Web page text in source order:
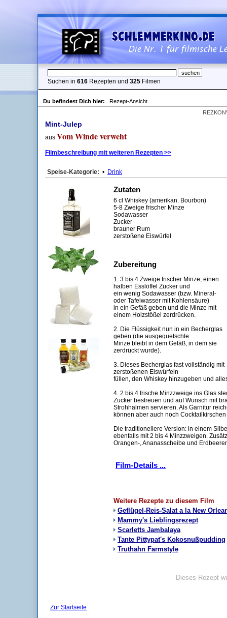
Suchen in 616 Rezepten und 325 Filmen
Du befindest Dich hier:
Rezept-Ansicht
Mint-Julep
aus Vom Winde verweht
Filmbeschreibung mit weiteren Rezepten >>
Speise-Kategorie: • Drink
Zutaten
6 cl Whiskey (amerikan. Bourbon)
5-8 Zweige frischer Minze
Sodawasser
Zucker
brauner Rum
zerstoßene Eiswürfel
Zubereitung
1. 3 bis 4 Zweige frischer Minze, einen
halben Esslöffel Zucker und
ein wenig Sodawasser (bzw. Mineral-
oder Tafelwasser mit Kohlensäure)
in ein Gefäß geben und die Minze mit
einem Holzstößel zerdrücken.
2. Die Flüssigkeit nun in ein Becherglas
geben (die ausgequetschte
Minze bleibt in dem Gefäß, in dem sie
zerdrückt wurde).
3. Dieses Becherglas fast vollständig mit
zerstoßenen Eiswürfeln
füllen, den Whiskey hinzugeben und
4. 2 bis 4 frische Minzzweige ins Glas
Zucker bestreuen und auf Wunsch mit
Strohhalmen servieren. Als Garnitur
können aber auch noch
Die traditionellere Version: in einem
ebenfalls mit 2 bis 4 Minzzweigen.
Orangen-, Ananasscheibe und
Film-Details ...
Weitere Rezepte zu diesem Film
Geflügel-Reis-Salat a la New
Mammy's Lieblingsrezept
Scarletts Jambalaya
Tante Pittypat's Kokosnußpudding
Truthahn Farmstyle
Dieses Rezept
Zur Startseite